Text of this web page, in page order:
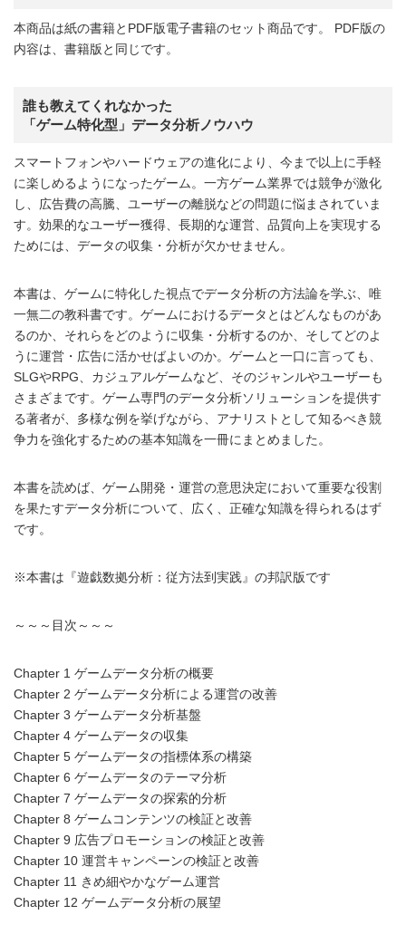
本商品は紙の書籍とPDF版電子書籍のセット商品です。 PDF版の
内容は、書籍版と同じです。
誰も教えてくれなかった
「ゲーム特化型」データ分析ノウハウ
スマートフォンやハードウェアの進化により、今まで以上に手軽
に楽しめるようになったゲーム。一方ゲーム業界では競争が激化
し、広告費の高騰、ユーザーの離脱などの問題に悩まされていま
す。効果的なユーザー獲得、長期的な運営、品質向上を実現する
ためには、データの収集・分析が欠かせません。
本書は、ゲームに特化した視点でデータ分析の方法論を学ぶ、唯
一無二の教科書です。ゲームにおけるデータとはどんなものがあ
るのか、それらをどのように収集・分析するのか、そしてどのよ
うに運営・広告に活かせばよいのか。ゲームと一口に言っても、
SLGやRPG、カジュアルゲームなど、そのジャンルやユーザーも
さまざまです。ゲーム専門のデータ分析ソリューションを提供す
る著者が、多様な例を挙げながら、アナリストとして知るべき競
争力を強化するための基本知識を一冊にまとめました。
本書を読めば、ゲーム開発・運営の意思決定において重要な役割
を果たすデータ分析について、広く、正確な知識を得られるはず
です。
※本書は『遊戯数拠分析：従方法到実践』の邦訳版です
～～～目次～～～
Chapter 1 ゲームデータ分析の概要
Chapter 2 ゲームデータ分析による運営の改善
Chapter 3 ゲームデータ分析基盤
Chapter 4 ゲームデータの収集
Chapter 5 ゲームデータの指標体系の構築
Chapter 6 ゲームデータのテーマ分析
Chapter 7 ゲームデータの探索的分析
Chapter 8 ゲームコンテンツの検証と改善
Chapter 9 広告プロモーションの検証と改善
Chapter 10 運営キャンペーンの検証と改善
Chapter 11 きめ細やかなゲーム運営
Chapter 12 ゲームデータ分析の展望